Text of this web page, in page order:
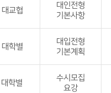
대교협
대인전형
기본사항
대학별
대입전형
기본계획
대학별
수시모집
요강